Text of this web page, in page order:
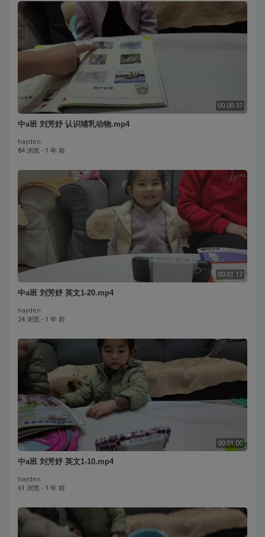
00:00:37
中a班 刘芳妤 认识哺乳动物.mp4
hayden
84 浏览 · 1 年 前
00:01:17
中a班 刘芳妤 英文1-20.mp4
hayden
24 浏览 · 1 年 前
00:01:00
中a班 刘芳妤 英文1-10.mp4
hayden
61 浏览 · 1 年 前